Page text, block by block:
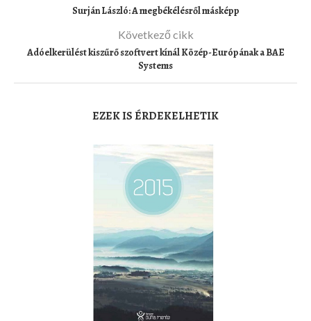
Surján László: A megbékélésről másképp
Következő cikk
Adóelkerülést kiszűrő szoftvert kínál Közép-Európának a BAE
Systems
EZEK IS ÉRDEKELHETIK